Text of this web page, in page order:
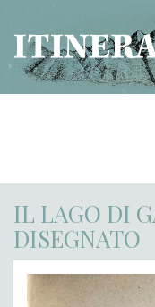
IL LAGO DI
DISEGNATO